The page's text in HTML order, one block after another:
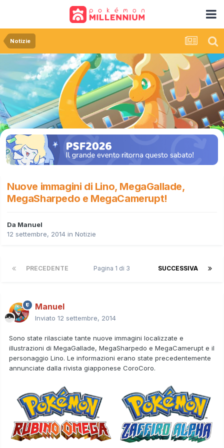
Notizie
Nuove immagini di Lino, MegaGallade,
MegaSharpedo e MegaCamerupt!
Da Manuel
12 settembre, 2014 in Notizie
PRECEDENTE SUCCESSIVA
Pagina 1 di 3
Manuel
Inviato 12 settembre, 2014
Sono state rilasciate tante nuove immagini localizzate e
illustrazioni di MegaGallade, MegaSharpedo e MegaCamerupt e il
personaggio Lino. Le informazioni erano state precedentemente
annunciate dalla rivista giapponese CoroCoro.